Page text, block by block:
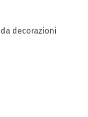
decorazioni